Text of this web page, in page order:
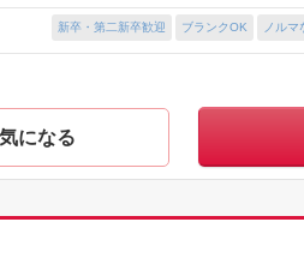
新卒・第二新卒歓迎 ブランクOK ノルマ
気になる